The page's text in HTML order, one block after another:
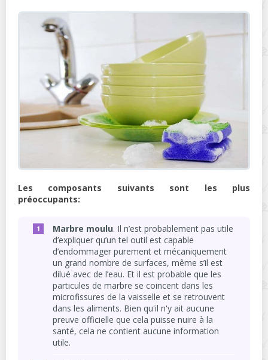
Les composants suivants sont les plus
préoccupants:
Marbre moulu. Il n’est probablement pas utile
d’expliquer qu’un tel outil est capable
d’endommager purement et mécaniquement
un grand nombre de surfaces, même s’il est
dilué avec de l’eau. Et il est probable que les
particules de marbre se coincent dans les
microfissures de la vaisselle et se retrouvent
dans les aliments. Bien qu'il n'y ait aucune
preuve officielle que cela puisse nuire à la
santé, cela ne contient aucune information
utile.